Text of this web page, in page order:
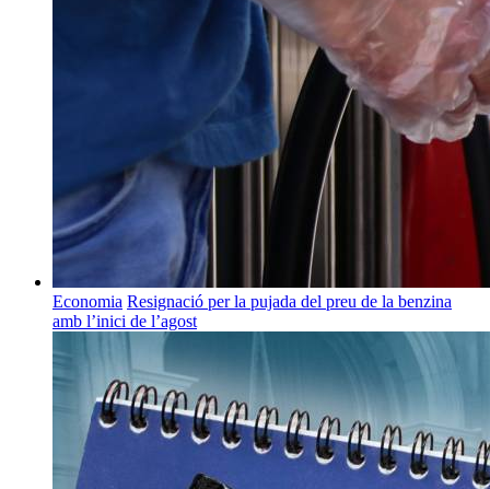
Economia Resignació per la pujada del preu de la benzina
amb l’inici de l’agost